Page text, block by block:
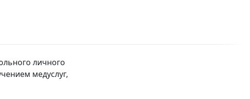
личного
медуслуг,